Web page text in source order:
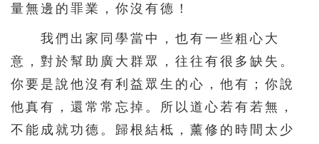
量無邊的罪業，你沒有德！
我們出家同學當中，也有一些粗心大
意，對於幫助廣大群眾，往往有很多缺失。
你要是說他沒有利益眾生的心，他有；你說
他真有，還常常忘掉。所以道心若有若無，
不能成就功德。歸根結柢，薰修的時間太少